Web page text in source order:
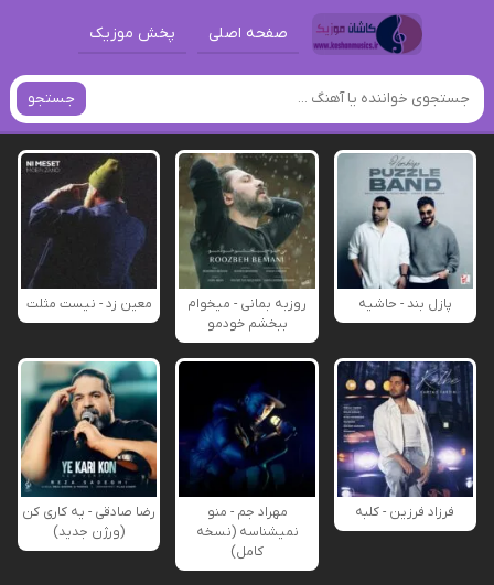
صفحه اصلی پخش موزیک
جستجو
پازل بند - حاشیه
روزبه بمانی - میخوام
ببخشم خودمو
معین زد - نیست مثلت
فرزاد فرزین - کلبه
مهراد جم - منو
نمیشناسه (نسخه
کامل)
رضا صادقی - یه کاری کن
(ورژن جدید)